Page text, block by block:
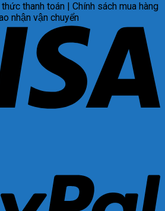
thanh toán | Chính sách mua hàng
nhận vận chuyển